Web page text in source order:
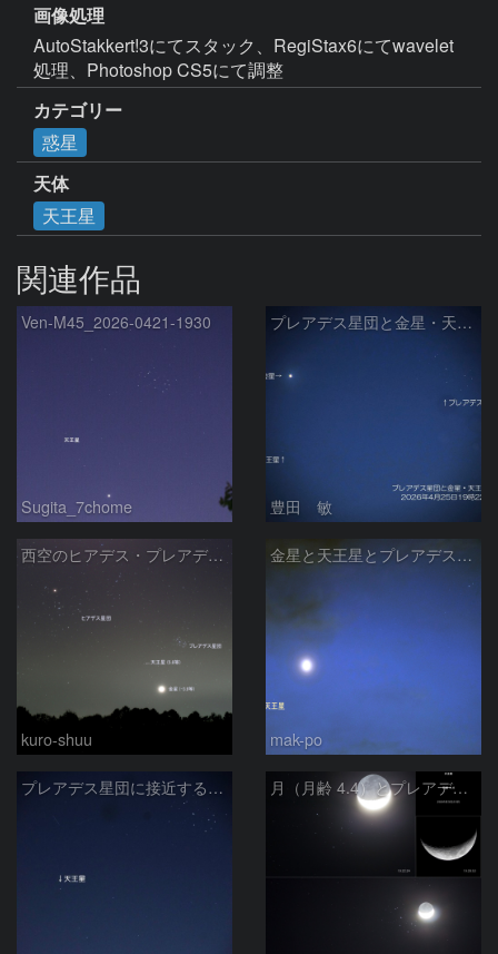
画像処理
AutoStakkert!3にてスタック、RegiStax6にてwavelet
処理、Photoshop CS5にて調整
カテゴリー
惑星
天体
天王星
関連作品
Ven-M45_2026-0421-1930
Sugita_7chome
プレアデス星団と金星・天王星の接近 2026/4/25
豊田 敏
西空のヒアデス・プレアデス星団と金星(-3.9等)・天王星(5.8等) (2026/04/21)
kuro-shuu
金星と天王星とプレアデス星団の接近
mak-po
プレアデス星団に接近する金星と天王星 2026/4/21 月（月齢 4.4）とプレアデス星団の大接近 ＋ 天王星